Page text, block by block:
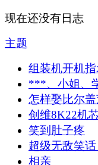
现在还没有日志
主题
组装机开机
***、小姐、
怎样娶比尔
创维8K22机
笑到肚子疼
超级无敌笑
相亲